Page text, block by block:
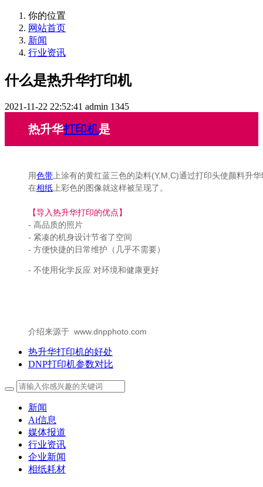
你的位置
网站首页
新闻
行业资讯
什么是热升华打印机
2021-11-22 22:52:41 admin 1345
热升华打印机是
用色带上涂有的黄红蓝三色的染料(Y,M,C)通过打印头使颜料升华
在相纸上彩色的图像就这样被呈现了。
【导入热升华打印的优点】
- 高品质的照片
- 紧凑的机身设计节省了空间
- 方便快捷的日常维护（几乎不需要）
- 不使用化学反应 对环境和健康更好
介绍来源于 www.dnpphoto.com
热升华打印机的好处
DNP打印机参数对比
新闻
Ai信息
媒体报道
行业资讯
企业新闻
相纸耗材